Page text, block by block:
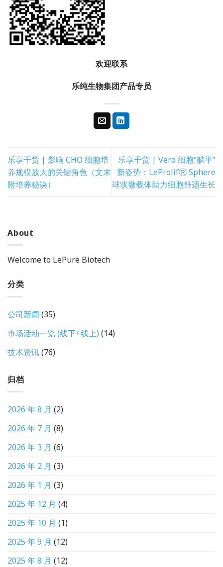
欢迎联系
乐纯生物集团产品专员
乐享干货 | 影响 CHO 细胞培
养规模放大的关键角色（文末
附培养秘诀）
乐享干货 | Vero 细胞“躺平”
新姿势：LeProlifⓇ Sphere
球状微载体助力细胞舒适生长
About
Welcome to LePure Biotech
分类
公司新闻 (35)
市场活动一览 (线下+线上) (14)
技术资讯(76)
归档
2026 年 8 月 (2)
2026 年 7 月 (8)
2026 年 3 月 (6)
2026 年 2 月 (3)
2026 年 1 月 (3)
2025 年 12 月 (4)
2025 年 10 月 (1)
2025 年 9 月 (12)
2025 年 8 月 (12)